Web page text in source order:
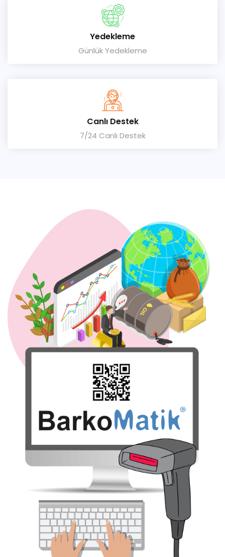
Yedekleme
Günlük Yedekleme
Canlı Destek
7/24 Canlı Destek